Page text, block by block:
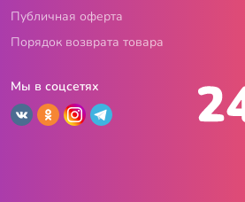
Публичная оферта
Порядок возврата товара
Мы в соцсетях